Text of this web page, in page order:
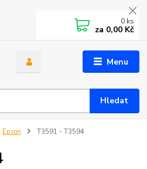
Menu
Hledat
0 ks
za 0,00 Kč
Epson T3591 - T3594